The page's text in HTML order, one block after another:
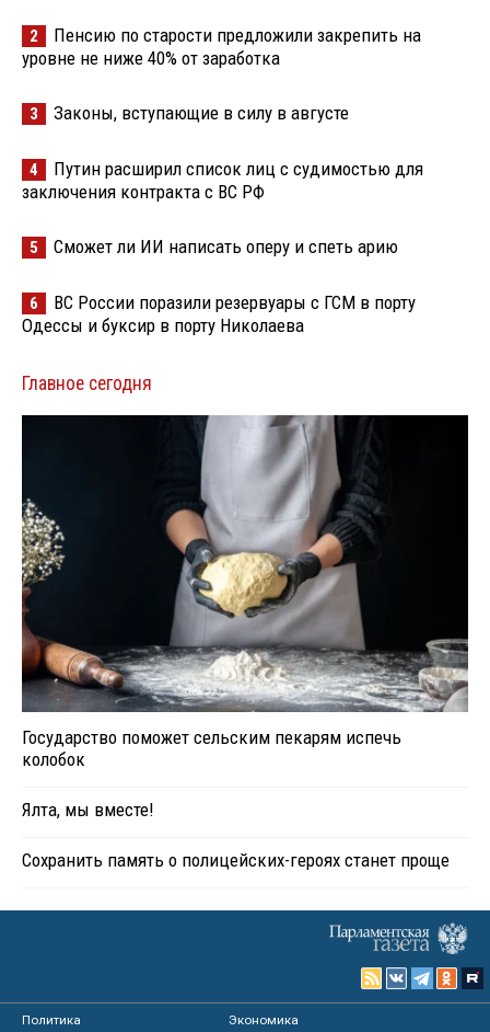
2
Пенсию по старости предложили закрепить на
уровне не ниже 40% от заработка
3 Законы, вступающие в силу в августе
4
Путин расширил список лиц с судимостью для
заключения контракта с ВС РФ
5 Сможет ли ИИ написать оперу и спеть арию
6
ВС России поразили резервуары с ГСМ в порту
Одессы и буксир в порту Николаева
Главное сегодня
Государство поможет сельским пекарям испечь
колобок
Ялта, мы вместе!
Сохранить память о полицейских-героях станет проще
Политика
Экономика